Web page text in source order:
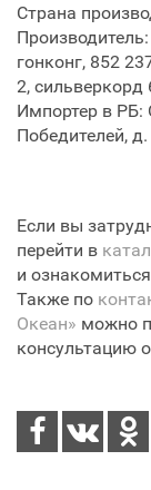
Страна
гонконг, 852
2, сильверкорд
Импортер в
Победителей,
Если вы
перейти в
и
Также по
Океан» можно
консультацию